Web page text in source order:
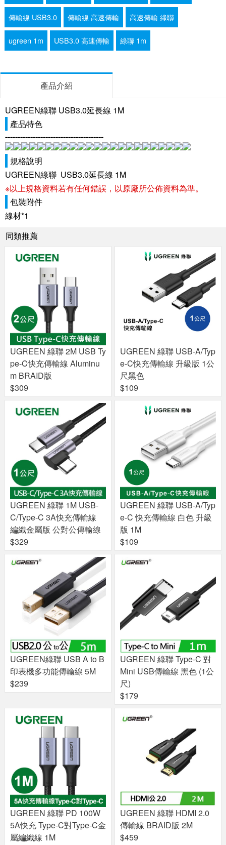
傳輸線 USB3.0 傳輸線 高速傳輸 高速傳輸 綠聯
ugreen 1m USB3.0 高速傳輸 綠聯 1m
產品介紹
UGREEN綠聯 USB3.0延長線 1M
產品特色
---------------------------------------
規格說明
UGREEN綠聯 USB3.0延長線 1M
※以上規格資料若有任何錯誤，以原廠所公佈資料為準。
包裝附件
線材*1
同類推薦
UGREEN 綠聯 2M USB Ty
pe-C快充傳輸線 Aluminu
m BRAID版
$309
UGREEN 綠聯 USB-A/Typ
e-C快充傳輸線 升級版 1公
尺黑色
$109
UGREEN 綠聯 1M USB-
C/Type-C 3A快充傳輸線
編織金屬版 公對公傳輸線
$329
UGREEN 綠聯 USB-A/Typ
e-C 快充傳輸線 白色 升級
版 1M
$109
UGREEN綠聯 USB A to B
印表機多功能傳輸線 5M
$239
UGREEN 綠聯 Type-C 對
Mini USB傳輸線 黑色 (1公
尺)
$179
UGREEN 綠聯 PD 100W
5A快充 Type-C對Type-C金
屬編織線 1M
UGREEN 綠聯 HDMI 2.0
傳輸線 BRAID版 2M
$459